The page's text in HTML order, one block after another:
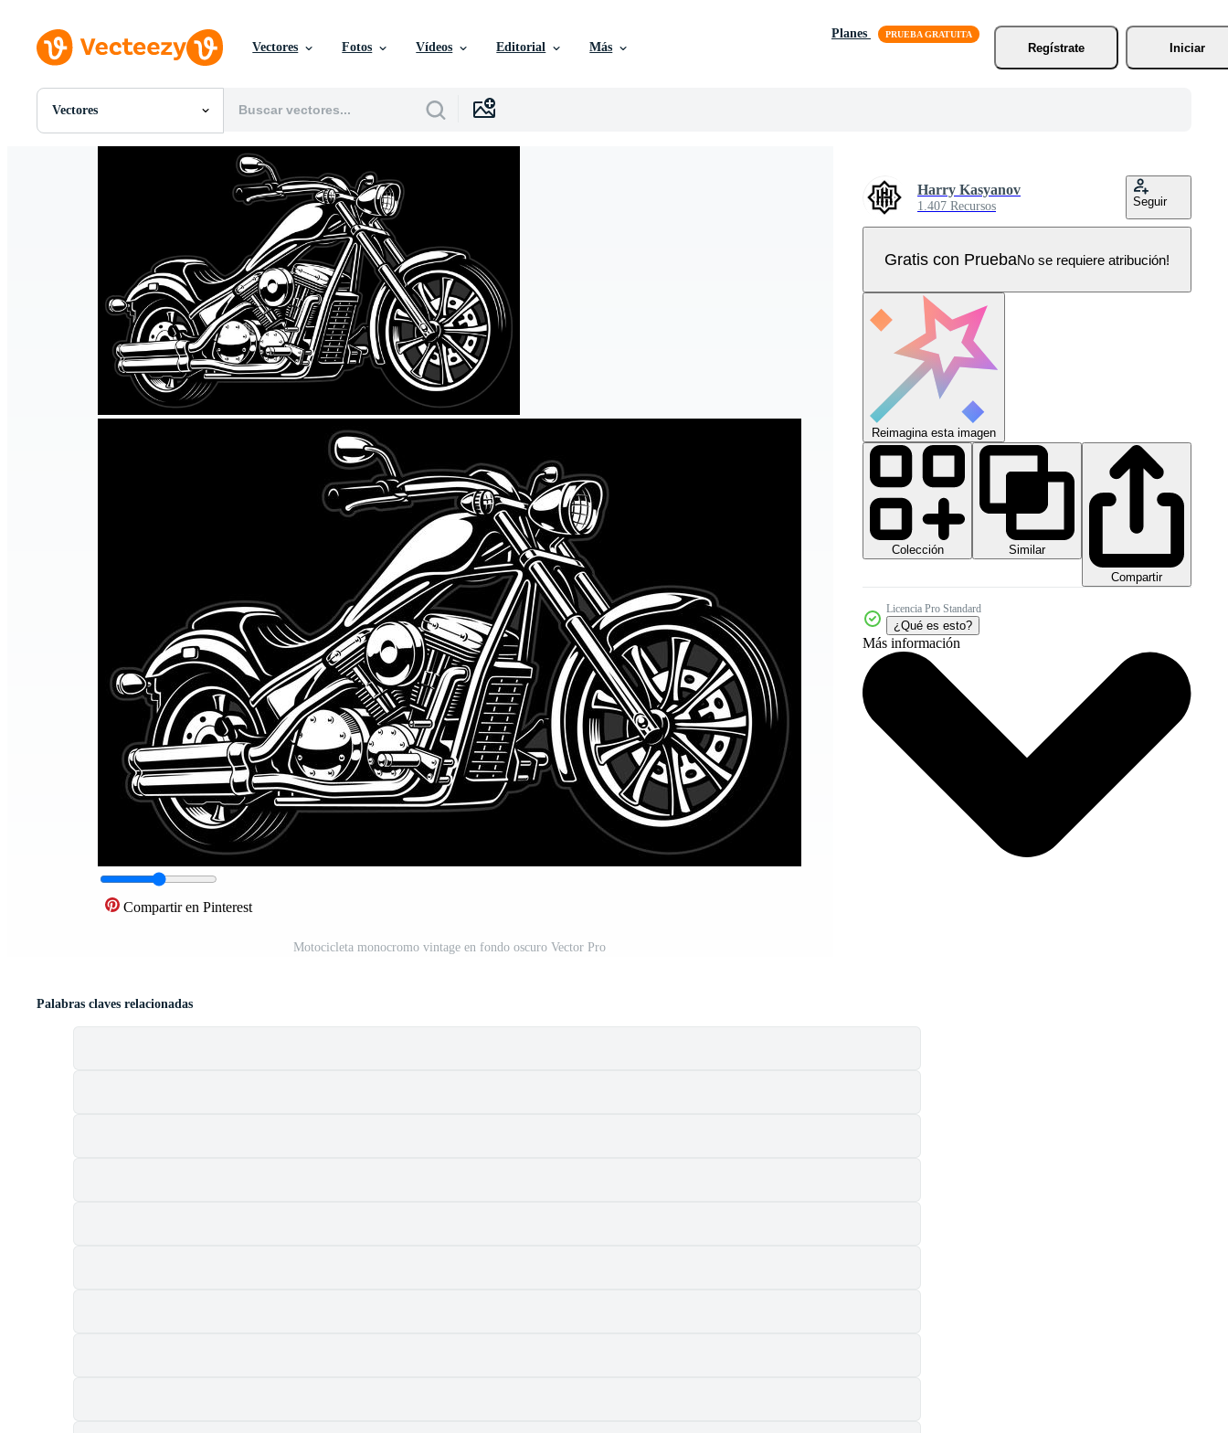
Vectores Fotos Vídeos Editorial Más
Planes
Regístrate
Iniciar
Vectores
Todas Imágenes
Gráficos en Movimiento
Imágenes Editoriales
Eventos Editoriales
Compartir en Pinterest
Motocicleta monocromo vintage en fondo oscuro Vector Pro
Harry Kasyanov
1.407 Recursos Seguir
Gratis con PruebaNo se requiere atribución!
Reimagina esta imagen
Colección
Similar
Compartir
Licencia Pro Standard
¿Qué es esto?
Más información
Palabras claves relacionadas